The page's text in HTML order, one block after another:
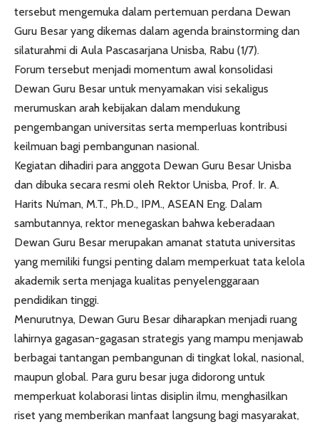
tersebut mengemuka dalam pertemuan perdana Dewan
Guru Besar yang dikemas dalam agenda brainstorming dan
silaturahmi di Aula Pascasarjana Unisba, Rabu (1/7).
Forum tersebut menjadi momentum awal konsolidasi
Dewan Guru Besar untuk menyamakan visi sekaligus
merumuskan arah kebijakan dalam mendukung
pengembangan universitas serta memperluas kontribusi
keilmuan bagi pembangunan nasional.
Kegiatan dihadiri para anggota Dewan Guru Besar Unisba
dan dibuka secara resmi oleh Rektor Unisba, Prof. Ir. A.
Harits Nu’man, M.T., Ph.D., IPM., ASEAN Eng. Dalam
sambutannya, rektor menegaskan bahwa keberadaan
Dewan Guru Besar merupakan amanat statuta universitas
yang memiliki fungsi penting dalam memperkuat tata kelola
akademik serta menjaga kualitas penyelenggaraan
pendidikan tinggi.
Menurutnya, Dewan Guru Besar diharapkan menjadi ruang
lahirnya gagasan-gagasan strategis yang mampu menjawab
berbagai tantangan pembangunan di tingkat lokal, nasional,
maupun global. Para guru besar juga didorong untuk
memperkuat kolaborasi lintas disiplin ilmu, menghasilkan
riset yang memberikan manfaat langsung bagi masyarakat,